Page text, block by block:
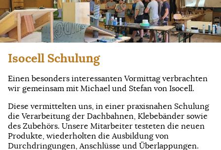
Isocell Schulung
Einen besonders interessanten Vormittag verbrachten
wir gemeinsam mit Michael und Stefan von Isocell.
Diese vermittelten uns, in einer praxisnahen Schulung
die Verarbeitung der Dachbahnen, Klebebänder sowie
des Zubehörs. Unsere Mitarbeiter testeten die neuen
Produkte, wiederholten die Ausbildung von
Durchdringungen, Anschlüsse und Überlappungen.